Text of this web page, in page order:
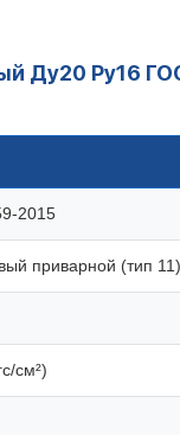
Ду20 Ру16
2015
приварной (тип 11)
см²)